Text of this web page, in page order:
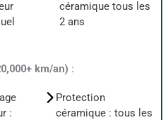
céramique tous les
2 ans
km/an) :
:
Protection
céramique : tous les